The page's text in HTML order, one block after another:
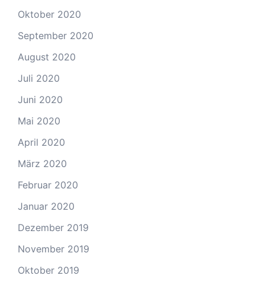
Oktober 2020
September 2020
August 2020
Juli 2020
Juni 2020
Mai 2020
April 2020
März 2020
Februar 2020
Januar 2020
Dezember 2019
November 2019
Oktober 2019